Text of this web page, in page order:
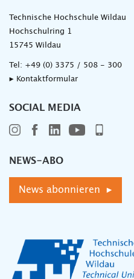
Technische Hochschule Wildau
Hochschulring 1
15745 Wildau
Tel: +49 (0) 3375 / 508 - 300
▸ Kontaktformular
SOCIAL MEDIA
NEWS-ABO
News abonnieren ▸